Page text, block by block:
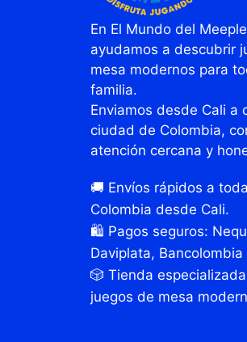
En El Mundo del
ayudamos a descubrir
mesa modernos para
familia.
Enviamos desde Cali a
ciudad de Colombia,
atención cercana y
🚚 Envíos rápidos a toda
Colombia desde Cali.
🛍️ Pagos seguros:
Daviplata, Bancolombia
🎲 Tienda
juegos de mesa